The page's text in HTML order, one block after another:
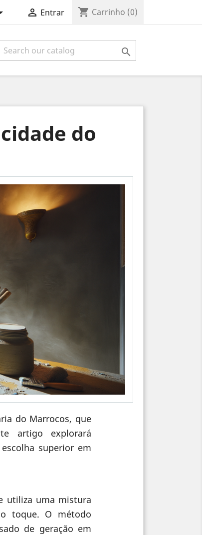
 Entrar shopping_cart Carrinho (0)

do
do Marrocos, que
artigo explorará
superior em
utiliza uma mistura
toque. O método
de geração em